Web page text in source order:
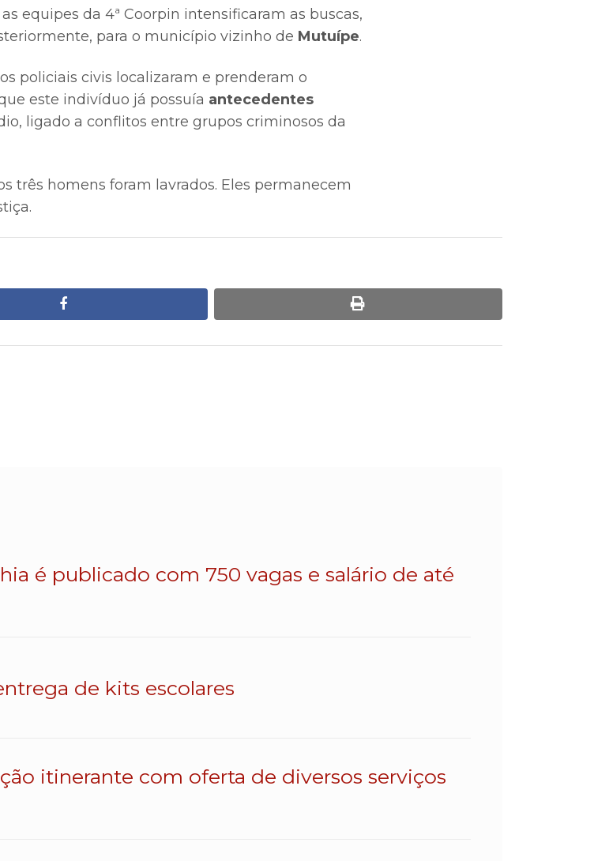
equipes da 4ª Coorpin intensificaram as buscas,
para o município vizinho de Mutuípe.
policiais civis localizaram e prenderam o
este indivíduo já possuía antecedentes
ligado a conflitos entre grupos criminosos da
três homens foram lavrados. Eles permanecem
facebook print
é publicado com 750 vagas e salário de até
de kits escolares
itinerante com oferta de diversos serviços